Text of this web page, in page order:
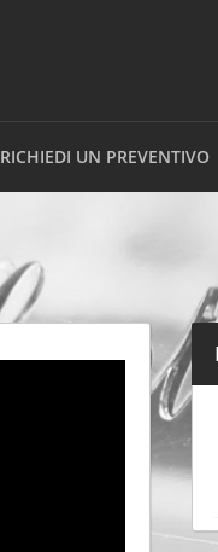
RICHIEDI UN PREVENTIVO